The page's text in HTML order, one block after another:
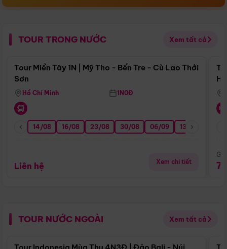
TOUR TRONG NƯỚC Xem tất cả
Điểm nổi bật
Tour Miền Tây 1N | Mỹ Tho - Bến Tre - Cù Lao Thới
Sơn
Hồ Chí Minh 1N0Đ
14/08 16/08 23/08 30/08 06/09 13/09
Liên hệ Xem chi tiết
TOUR NƯỚC NGOÀI Xem tất cả
Điểm nổi bật